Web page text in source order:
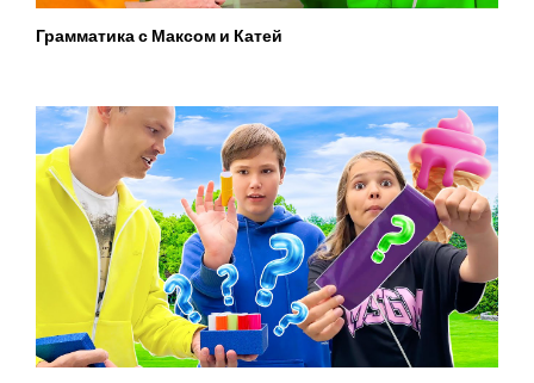
Грамматика с Максом и Катей